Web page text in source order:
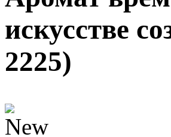
искусстве
2225)